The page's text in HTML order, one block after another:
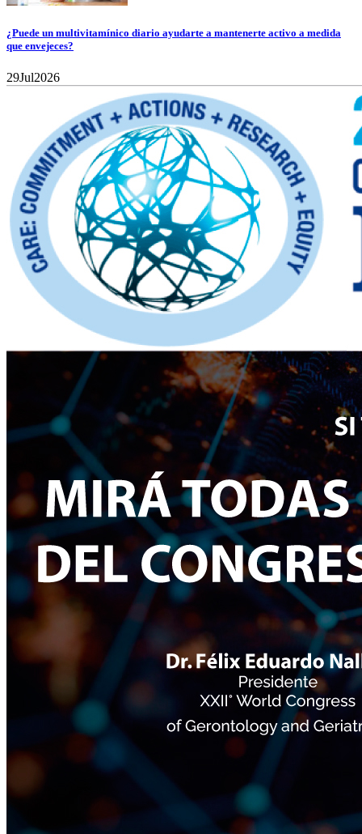
¿Puede un multivitamínico diario ayudarte a mantenerte activo a medida
que envejeces?
29Jul2026